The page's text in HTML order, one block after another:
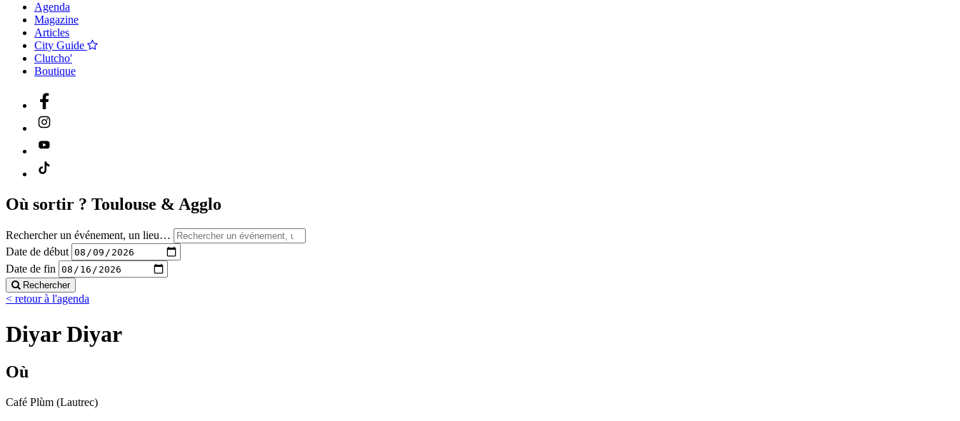
Agenda
Magazine
Articles
City Guide
Clutcho'
Boutique
Où sortir ? Toulouse & Agglo
Rechercher un événement, un lieu…
Date de début
Date de fin
Rechercher
< retour à l'agenda
Diyar Diyar
Où
Café Plùm (Lautrec)